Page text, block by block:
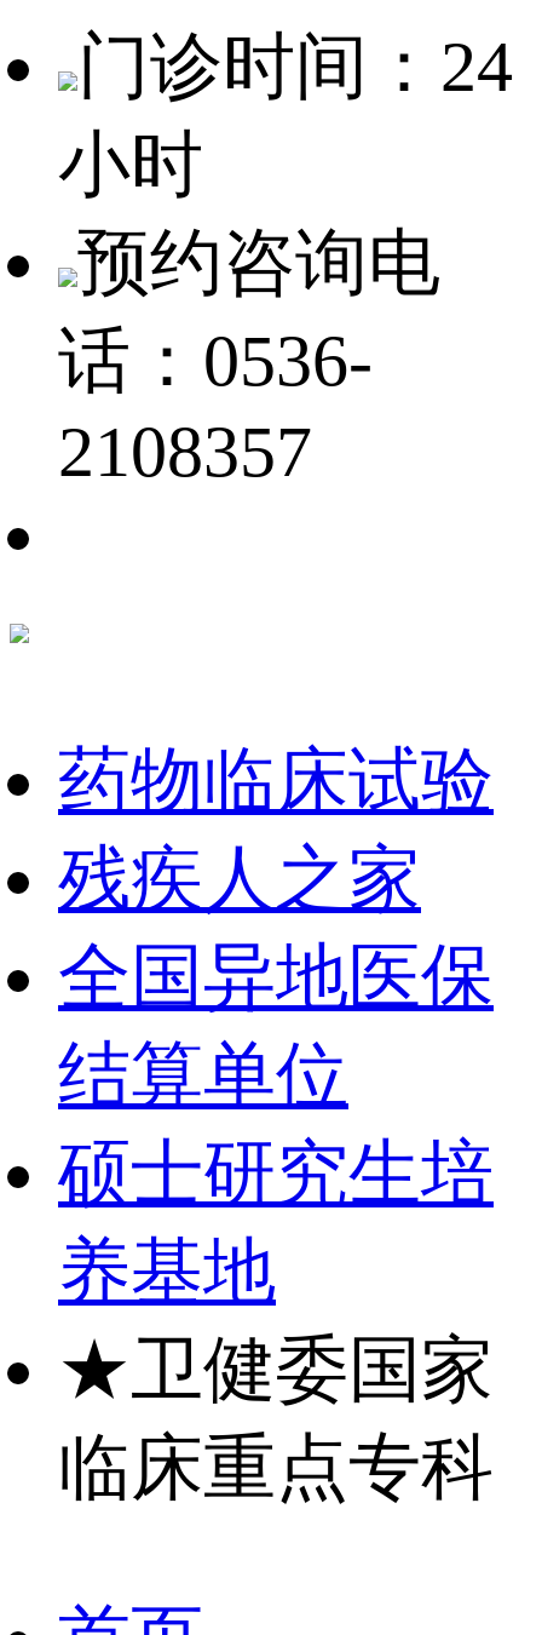
门诊时间：24
小时
预约咨询电
话：0536-
2108357
药物临床试验
残疾人之家
全国异地医保
结算单位
硕士研究生培
养基地
★卫健委国家
临床重点专科